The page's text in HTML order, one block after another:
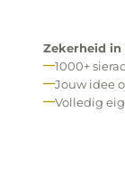
Zekerheid in
1000+
Jouw idee
Volledig